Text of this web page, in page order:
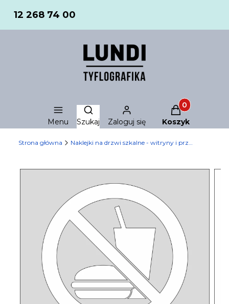
12 268 74 00
Menu
Otwórz wyszukiwarkę
Szukaj Zaloguj się
Produkty w
Koszyk
Strona główna Naklejki na drzwi szkalne - witryny i przeszklenia